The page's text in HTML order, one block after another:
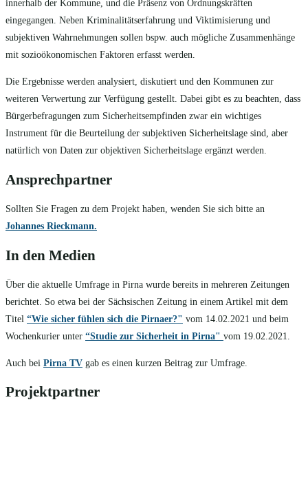
innerhalb der Kommune, und die Präsenz von Ordnungskräften
eingegangen. Neben Kriminalitätserfahrung und Viktimisierung und
subjektiven Wahrnehmungen sollen bspw. auch mögliche Zusammenhänge
mit sozioökonomischen Faktoren erfasst werden.
Die Ergebnisse werden analysiert, diskutiert und den Kommunen zur
weiteren Verwertung zur Verfügung gestellt. Dabei gibt es zu beachten, dass
Bürgerbefragungen zum Sicherheitsempfinden zwar ein wichtiges
Instrument für die Beurteilung der subjektiven Sicherheitslage sind, aber
natürlich von Daten zur objektiven Sicherheitslage ergänzt werden.
Ansprechpartner
Sollten Sie Fragen zu dem Projekt haben, wenden Sie sich bitte an
Johannes Rieckmann.
In den Medien
Über die aktuelle Umfrage in Pirna wurde bereits in mehreren Zeitungen
berichtet. So etwa bei der Sächsischen Zeitung in einem Artikel mit dem
Titel “Wie sicher fühlen sich die Pirnaer?" vom 14.02.2021 und beim
Wochenkurier unter “Studie zur Sicherheit in Pirna" vom 19.02.2021.
Auch bei Pirna TV gab es einen kurzen Beitrag zur Umfrage.
Projektpartner